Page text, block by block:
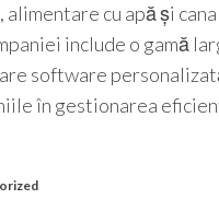
cu apă și
include o gamă
software
în gestionarea